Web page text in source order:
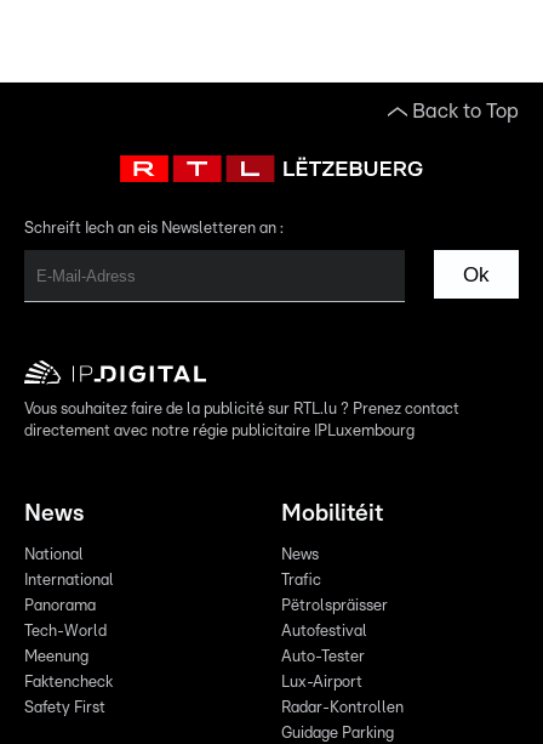
Back to Top
Schreift Iech an eis Newsletteren an :
Ok
Vous souhaitez faire de la publicité sur RTL.lu ? Prenez contact
directement avec notre régie publicitaire IPLuxembourg
News
National
International
Panorama
Tech-World
Meenung
Faktencheck
Safety First
Mobilitéit
News
Trafic
Pëtrolspräisser
Autofestival
Auto-Tester
Lux-Airport
Radar-Kontrollen
Guidage Parking